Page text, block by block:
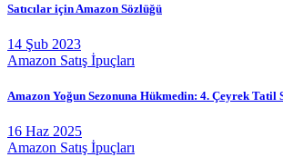
Satıcılar için Amazon Sözlüğü
14 Şub 2023
Amazon Satış İpuçları
Amazon Yoğun Sezonuna Hükmedin: 4. Çeyrek Tatil
16 Haz 2025
Amazon Satış İpuçları